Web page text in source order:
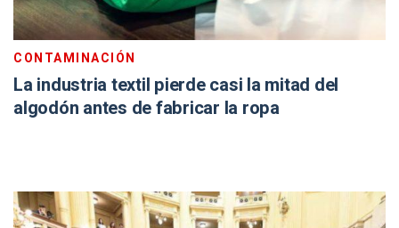
CONTAMINACIÓN
La industria textil pierde casi la mitad del
algodón antes de fabricar la ropa